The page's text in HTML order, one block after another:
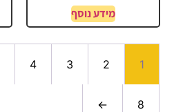
מידע נוסף
1
2
3
4
8
←